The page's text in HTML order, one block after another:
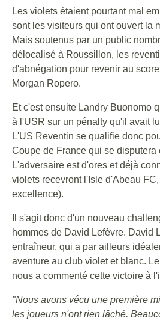
Les violets étaient pourtant mal
sont les visiteurs qui ont ouvert la
Mais soutenus par un public
délocalisé à Roussillon, les
d'abnégation pour revenir au
Morgan Ropero.
Et c'est ensuite Landry Buonomo
à l'USR sur un pénalty qu'il avait
L'US Reventin se qualifie donc
Coupe de France qui se disputera
L'adversaire est d'ores et déjà
violets recevront l'Isle d'Abeau
excellence).
Il s'agit donc d'un nouveau
hommes de David Lefèvre. David
entraîneur, qui a par ailleurs
aventure au club violet et blanc.
nous a commenté cette victoire à
"Nous avons vécu une première
les joueurs n'ont rien lâché.